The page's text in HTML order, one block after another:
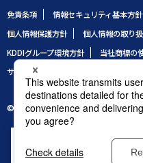
企業や組織のセキュリティ事
緊急対応窓口：サイバー
免責条項 情報セキュリティ基本方針
個人情報保護方針
個人情報の取り
KDDIグループ環境方針
当社商標の
サイトのご利用条件
© 1995 LAC Co., Ltd.